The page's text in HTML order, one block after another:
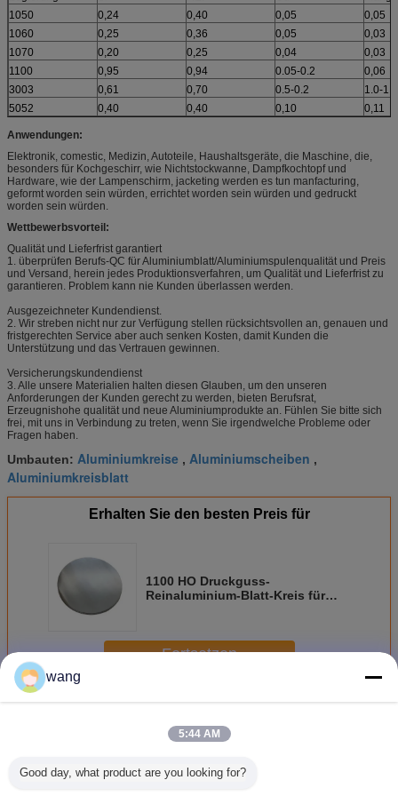
1050
0,24 0,40 0,05
0,05
1060
0,25 0,36 0,05
0,03
1070
0,20 0,25 0,04
0,03
1100
0,95 0,94 0.05-0.2
0,06
3003
0,61 0,70 0.5-0.2
1.0-1.5
5052
0,40 0,40 0,10 0,11
Anwendungen:
Elektronik, comestic, Medizin, Autoteile, Haushaltsgeräte, die Maschine, die,
besonders für Kochgeschirr, wie Nichtstockwanne, Dampfkochtopf und
Hardware, wie der Lampenschirm, jacketing werden es tun manfacturing,
geformt worden sein würden, errichtet worden sein würden und gedruckt
worden sein würden.
Wettbewerbsvorteil:
Qualität und Lieferfrist garantiert
1. überprüfen Berufs-QC für Aluminiumblatt/Aluminiumspulenqualität und Preis
und Versand, herein jedes Produktionsverfahren, um Qualität und Lieferfrist zu
garantieren. Problem kann nie Kunden überlassen werden.
Ausgezeichneter Kundendienst.
2. Wir streben nicht nur zur Verfügung stellen rücksichtsvollen an, genauen und
fristgerechten Service aber auch senken Kosten, damit Kunden die
Unterstützung und das Vertrauen gewinnen.
Versicherungskundendienst
3. Alle unsere Materialien halten diesen Glauben, um den unseren
Anforderungen der Kunden gerecht zu werden, bieten Berufsrat,
Erzeugnishohe qualität und neue Aluminiumprodukte an. Fühlen Sie bitte sich
frei, mit uns in Verbindung zu treten, wenn Sie irgendwelche Probleme oder
Fragen haben.
Umbauten: Aluminiumkreise , Aluminiumscheiben ,
Aluminiumkreisblatt
Erhalten Sie den besten Preis für
1100 HO Druckguss-
Reinaluminium-Blatt-Kreis für
Fortsetzen
MehrAluminiumblatt-Kreis
wang
5:44 AM
Good day, what product are you looking for?